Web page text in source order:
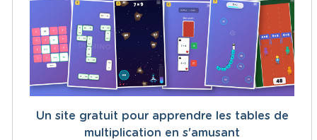
Un site gratuit pour apprendre les tables de
multiplication en s'amusant